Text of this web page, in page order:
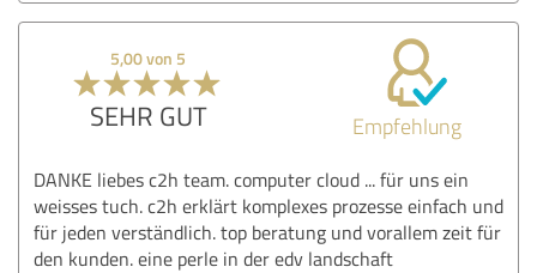
5,00 von 5
SEHR GUT Empfehlung
DANKE liebes c2h team. computer cloud ... für uns ein
weisses tuch. c2h erklärt komplexes prozesse einfach und
für jeden verständlich. top beratung und vorallem zeit für
den kunden. eine perle in der edv landschaft